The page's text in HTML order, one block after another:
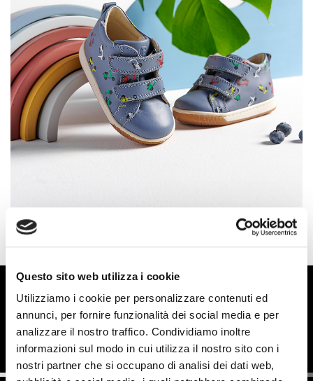
Questo sito web utilizza i cookie
Utilizziamo i cookie per personalizzare contenuti ed
annunci, per fornire funzionalità dei social media e per
analizzare il nostro traffico. Condividiamo inoltre
informazioni sul modo in cui utilizza il nostro sito con i
nostri partner che si occupano di analisi dei dati web,
DEEP